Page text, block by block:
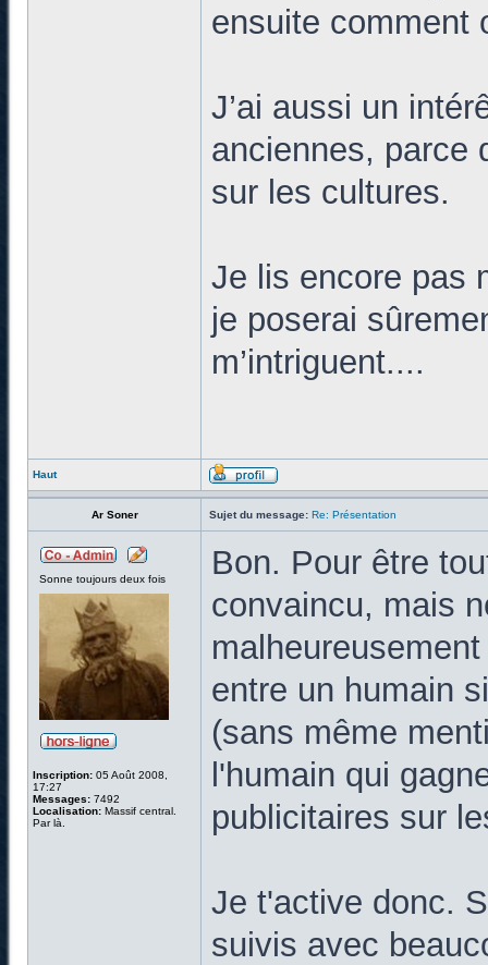
ensuite comment
J’ai aussi un
anciennes, parce
sur les cultures.
Je lis encore pas
je poserai
m’intriguent....
Haut
Ar Soner Sujet du message: Re: Présentation
Sonne toujours deux fois
Inscription: 05 Août 2008,
17:27
Messages: 7492
Localisation: Massif central.
Par là.
Bon. Pour être
convaincu, mais
entre un humain
(sans même
l'humain qui
publicitaires sur
Je t'active donc.
suivis avec